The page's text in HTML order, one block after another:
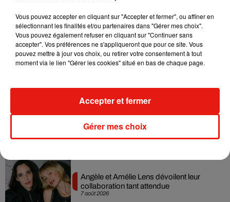
(Avec AFP)
7 août 2026
RÜFÜS DU SOL annonce un nouvel
album après sa tournée mondiale
7 août 2026
Angèle et Amélie Lens dévoilent leur
collaboration tant attendue
Vous pouvez accepter en cliquant sur "Accepter et fermer", ou affiner en
sélectionnant les finalités et/ou partenaires dans "Gérer mes choix".
Vous pouvez également refuser en cliquant sur "Continuer sans
accepter". Vos préférences ne s'appliqueront que pour ce site. Vous
pouvez mettre à jour vos choix, ou retirer votre consentement à tout
moment via le lien "Gérer les cookies" situé en bas de chaque page.
Gérer mes choix
Accepter et fermer